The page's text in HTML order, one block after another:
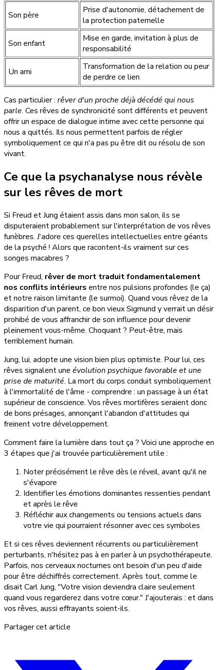
Son père
Prise d'autonomie, détachement de
la protection paternelle
Son enfant
Mise en garde, invitation à plus de
responsabilité
Un ami
Transformation de la relation ou peur
de perdre ce lien
Cas particulier : rêver d'un proche déjà décédé qui nous
parle. Ces rêves de synchronicité sont différents et peuvent
offrir un espace de dialogue intime avec cette personne qui
nous a quittés. Ils nous permettent parfois de régler
symboliquement ce qui n'a pas pu être dit ou résolu de son
vivant.
Ce que la psychanalyse nous révèle
sur les rêves de mort
Si Freud et Jung étaient assis dans mon salon, ils se
disputeraient probablement sur l'interprétation de vos rêves
funèbres. J'adore ces querelles intellectuelles entre géants
de la psyché ! Alors que racontent-ils vraiment sur ces
songes macabres ?
Pour Freud, rêver de mort traduit fondamentalement
nos conflits intérieurs entre nos pulsions profondes (le ça)
et notre raison limitante (le surmoi). Quand vous rêvez de la
disparition d'un parent, ce bon vieux Sigmund y verrait un désir
prohibé de vous affranchir de son influence pour devenir
pleinement vous-même. Choquant ? Peut-être, mais
terriblement humain.
Jung, lui, adopte une vision bien plus optimiste. Pour lui, ces
rêves signalent une évolution psychique favorable et une
prise de maturité. La mort du corps conduit symboliquement
à l'immortalité de l'âme - comprendre : un passage à un état
supérieur de conscience. Vos rêves mortifères seraient donc
de bons présages, annonçant l'abandon d'attitudes qui
freinent votre développement.
Comment faire la lumière dans tout ça ? Voici une approche en
3 étapes que j'ai trouvée particulièrement utile :
Noter précisément le rêve dès le réveil, avant qu'il ne
s'évapore
Identifier les émotions dominantes ressenties pendant
et après le rêve
Réfléchir aux changements ou tensions actuels dans
votre vie qui pourraient résonner avec ces symboles
Et si ces rêves deviennent récurrents ou particulièrement
perturbants, n'hésitez pas à en parler à un psychothérapeute.
Parfois, nos cerveaux nocturnes ont besoin d'un peu d'aide
pour être déchiffrés correctement. Après tout, comme le
disait Carl Jung, "Votre vision deviendra claire seulement
quand vous regarderez dans votre cœur." J'ajouterais : et dans
vos rêves, aussi effrayants soient-ils.
Partager cet article